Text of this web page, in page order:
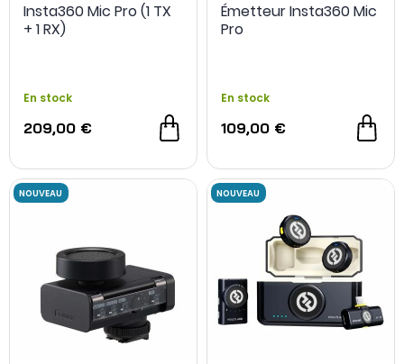
OCCASION
Insta360 Mic Pro (1 TX
+ 1 RX)
En stock
209,00 €
Émetteur Insta360 Mic
Pro
En stock
109,00 €